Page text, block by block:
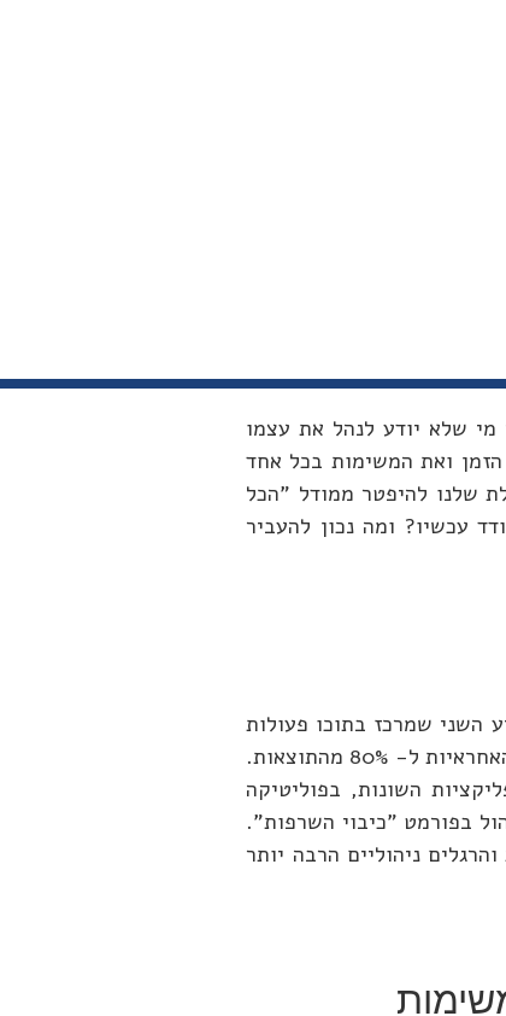
מי שלא יודע לנהל את עצמו
הזמן ואת המשימות בכל אחד
שלנו להיפטר ממודל "הכל
עכשיו? ומה נכון להעביר
4 הרביעים: להכיר ולאמץ את הרביע השני שמרכז בתוכו פעולות
חשובות ביותר ולא דחופות. כמו למשל: תכנון, בקרה, האצלת סמכויות, לימוד ופיתוח עצמי ועוד. הם אלה ה- 20% מהפעולות האחראיות ל- 80% מהתוצאות.
באפליקציות השונות, בפוליטיקה
בפורמט "כיבוי השרפות".
ניהוליים הרבה יותר